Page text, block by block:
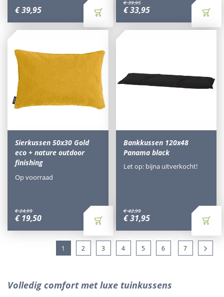
€39,95
€ 39,95
€ 33,95
Sierkussen 50x30 Gold
eco + nature outdoor
finishing
€ 24,99
€ 19,50
Op voorraad
Bankkussen 120x48
Panama black
€ 42,99
€ 31,95
Let op: bijna uitverkocht!
1 2 3 4 5 6 7
Volledig comfort met luxe tuinkussens